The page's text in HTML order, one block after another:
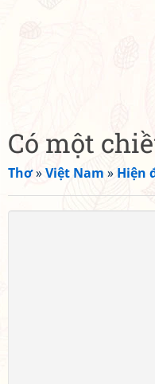
Có một
Thơ»Việt Nam » Hiện